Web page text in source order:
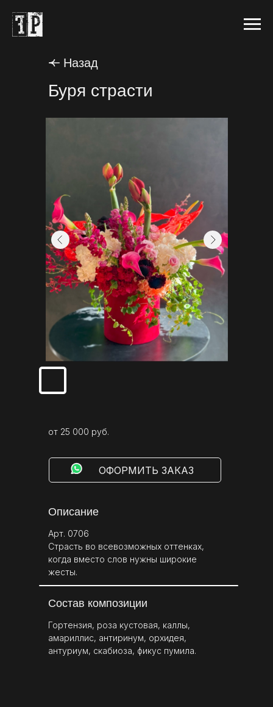
Назад
Буря страсти
Описание
Арт. 0706
Страсть во всевозможных оттенках,
когда вместо слов нужны широкие
жесты.
Состав композиции
Гортензия, роза кустовая, каллы,
амариллис, антиринум, орхидея,
антуриум, скабиоза, фикус пумила.
от 25 000 руб.
⠀⠀⠀ОФОРМИТЬ ЗАКАЗ